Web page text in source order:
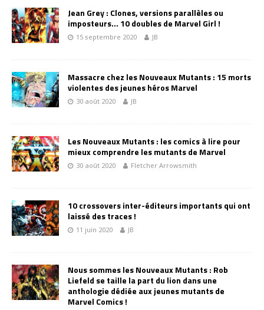
Jean Grey : Clones, versions parallèles ou
imposteurs… 10 doubles de Marvel Girl !
15 septembre 2020 JB
Massacre chez les Nouveaux Mutants : 15 morts
violentes des jeunes héros Marvel
30 août 2020 JB
Les Nouveaux Mutants : les comics à lire pour
mieux comprendre les mutants de Marvel
30 août 2020 Fletcher Arrowsmith
10 crossovers inter-éditeurs importants qui ont
laissé des traces !
11 juin 2020 JB
Nous sommes les Nouveaux Mutants : Rob
Liefeld se taille la part du lion dans une
anthologie dédiée aux jeunes mutants de
Marvel Comics !